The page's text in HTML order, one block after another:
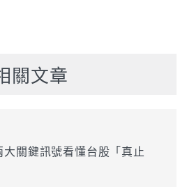
關文章
關鍵訊號看懂台股「真止